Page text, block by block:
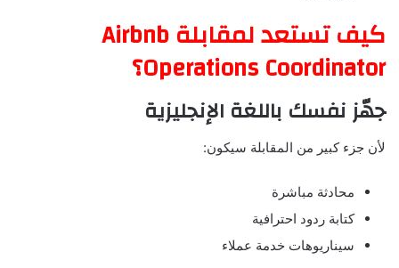
كيف تستعد لمقابلة Airbnb
Operations Coordinator؟
جهّز نفسك باللغة الإنجليزية
لأن جزء كبير من المقابلة سيكون:
محادثة مباشرة
كتابة ردود احترافية
سيناريوهات خدمة عملاء